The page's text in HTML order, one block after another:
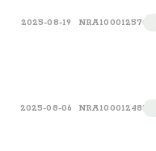
2025-08-19 NRA100012570
2025-08-06 NRA100012485